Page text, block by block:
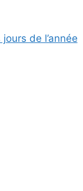
de l’année